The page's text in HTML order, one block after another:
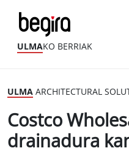
ULMAKO BERRIAK
ULMA ARCHITECTURAL
Costco
drainadura